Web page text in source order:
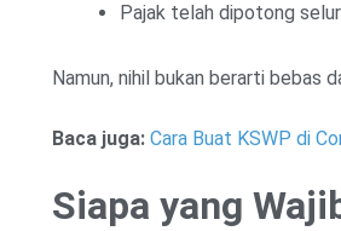
Pajak telah dipotong
Namun, nihil bukan berarti bebas
Baca juga: Cara Buat KSWP di
Siapa yang